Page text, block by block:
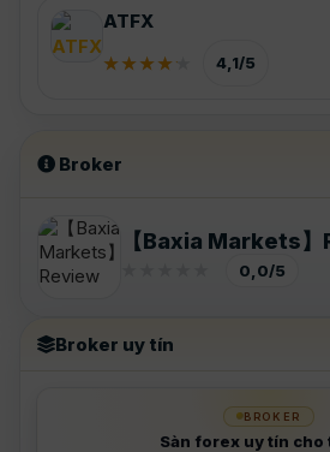
ATFX
4,1/5
Broker
【Baxia Markets
0,0/5
Broker uy tín
BROKER
Sàn forex uy tín cho